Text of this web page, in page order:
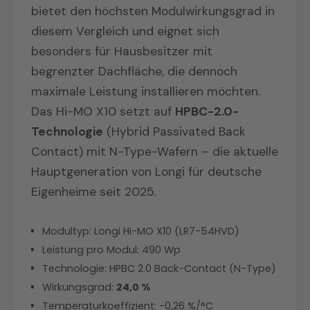
bietet den höchsten Modulwirkungsgrad in
diesem Vergleich und eignet sich
besonders für Hausbesitzer mit
begrenzter Dachfläche, die dennoch
maximale Leistung installieren möchten.
Das Hi-MO X10 setzt auf HPBC-2.0-
Technologie (Hybrid Passivated Back
Contact) mit N-Type-Wafern – die aktuelle
Hauptgeneration von Longi für deutsche
Eigenheime seit 2025.
Modultyp: Longi Hi-MO X10 (LR7-54HVD)
Leistung pro Modul: 490 Wp
Technologie: HPBC 2.0 Back-Contact (N-Type)
Wirkungsgrad: 24,0 %
Temperaturkoeffizient: -0,26 %/°C